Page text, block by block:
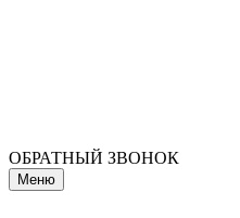
ОБРАТНЫЙ ЗВОНОК
Меню